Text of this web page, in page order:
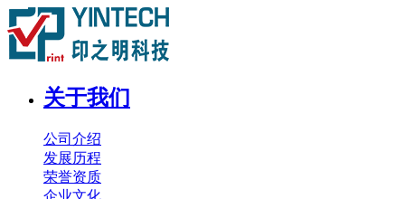
关于我们
公司介绍
发展历程
荣誉资质
企业文化